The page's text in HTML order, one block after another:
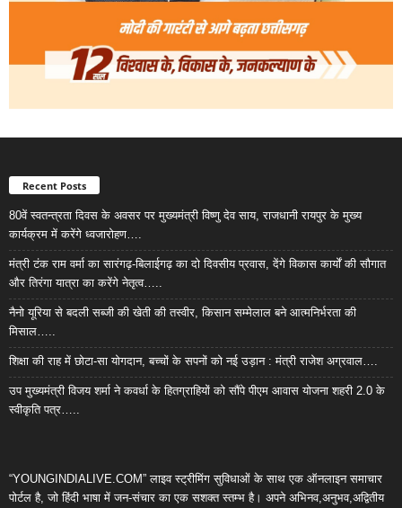
Recent Posts
80वें स्वतन्त्रता दिवस के अवसर पर मुख्यमंत्री विष्णु देव साय, राजधानी रायपुर के मुख्य
कार्यक्रम में करेंगे ध्वजारोहण….
मंत्री टंक राम वर्मा का सारंगढ़-बिलाईगढ़ का दो दिवसीय प्रवास, देंगे विकास कार्यों की सौगात
और तिरंगा यात्रा का करेंगे नेतृत्व…..
नैनो यूरिया से बदली सब्जी की खेती की तस्वीर, किसान सम्मेलाल बने आत्मनिर्भरता की
मिसाल…..
शिक्षा की राह में छोटा-सा योगदान, बच्चों के सपनों को नई उड़ान : मंत्री राजेश अग्रवाल….
उप मुख्यमंत्री विजय शर्मा ने कवर्धा के हितग्राहियों को सौंपे पीएम आवास योजना शहरी 2.0 के
स्वीकृति पत्र…..
“YOUNGINDIALIVE.COM” लाइव स्ट्रीमिंग सुविधाओं के साथ एक ऑनलाइन समाचार
पोर्टल है, जो हिंदी भाषा में जन-संचार का एक सशक्त स्तम्भ है। अपने अभिनव,अनुभव,अद्वितीय